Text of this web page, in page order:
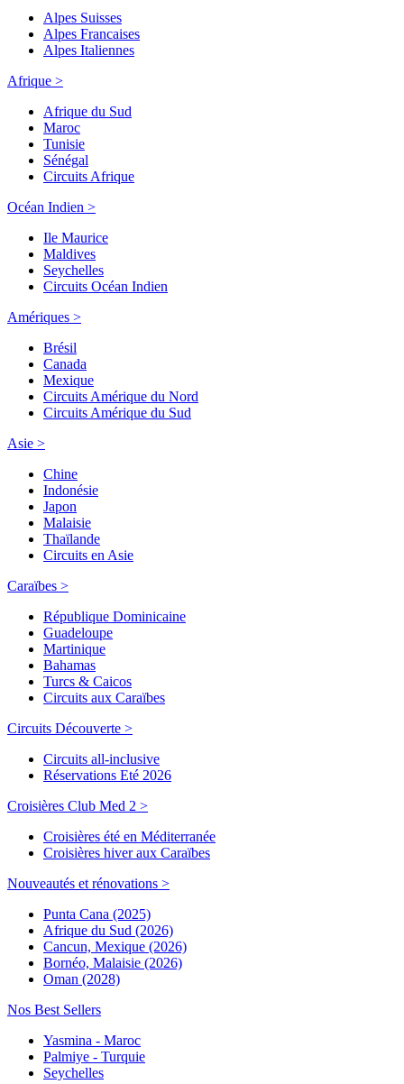
Alpes Suisses
Alpes Francaises
Alpes Italiennes
Afrique >
Afrique du Sud
Maroc
Tunisie
Sénégal
Circuits Afrique
Océan Indien >
Ile Maurice
Maldives
Seychelles
Circuits Océan Indien
Amériques >
Brésil
Canada
Mexique
Circuits Amérique du Nord
Circuits Amérique du Sud
Asie >
Chine
Indonésie
Japon
Malaisie
Thaïlande
Circuits en Asie
Caraïbes >
République Dominicaine
Guadeloupe
Martinique
Bahamas
Turcs & Caicos
Circuits aux Caraïbes
Circuits Découverte >
Circuits all-inclusive
Réservations Eté 2026
Croisières Club Med 2 >
Croisières été en Méditerranée
Croisières hiver aux Caraïbes
Nouveautés et rénovations >
Punta Cana (2025)
Afrique du Sud (2026)
Cancun, Mexique (2026)
Bornéo, Malaisie (2026)
Oman (2028)
Nos Best Sellers
Yasmina - Maroc
Palmiye - Turquie
Seychelles